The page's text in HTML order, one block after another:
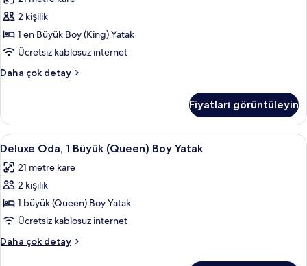
En
Büyük
(King)
Boy
Yatak
için
fotoğrafları
görün
2 kişilik
1 en Büyük Boy (King) Yatak
Ücretsiz kablosuz internet
Daha çok detay
Oda,
(King)
Boy
Yatak
daha
fazla
Fiyatları görüntüleyin
Deluxe
Oda,
1
Büyük
(Queen)
Boy
Yatak
için
Deluxe Oda, 1 Büyük (Queen) Boy
7
Deluxe Oda, 1 Büyük (Queen) Boy Yatak
21 metre kare
2 kişilik
1 büyük (Queen) Boy Yatak
Ücretsiz kablosuz internet
Daha çok detay
Deluxe